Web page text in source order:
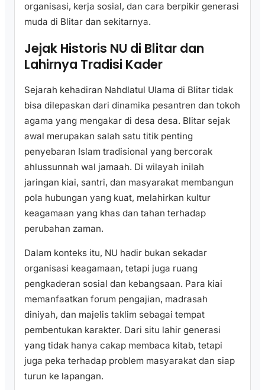
organisasi, kerja sosial, dan cara berpikir generasi
muda di Blitar dan sekitarnya.
Jejak Historis NU di Blitar dan
Lahirnya Tradisi Kader
Sejarah kehadiran Nahdlatul Ulama di Blitar tidak
bisa dilepaskan dari dinamika pesantren dan tokoh
agama yang mengakar di desa desa. Blitar sejak
awal merupakan salah satu titik penting
penyebaran Islam tradisional yang bercorak
ahlussunnah wal jamaah. Di wilayah inilah
jaringan kiai, santri, dan masyarakat membangun
pola hubungan yang kuat, melahirkan kultur
keagamaan yang khas dan tahan terhadap
perubahan zaman.
Dalam konteks itu, NU hadir bukan sekadar
organisasi keagamaan, tetapi juga ruang
pengkaderan sosial dan kebangsaan. Para kiai
memanfaatkan forum pengajian, madrasah
diniyah, dan majelis taklim sebagai tempat
pembentukan karakter. Dari situ lahir generasi
yang tidak hanya cakap membaca kitab, tetapi
juga peka terhadap problem masyarakat dan siap
turun ke lapangan.